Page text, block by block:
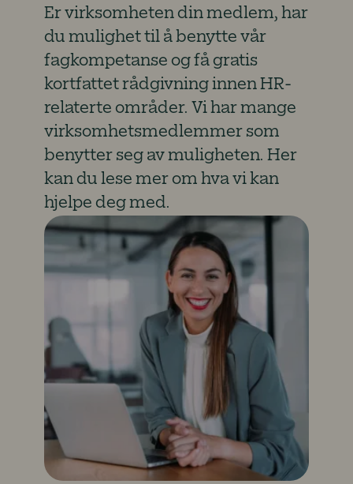
Er virksomheten din medlem, har
du mulighet til å benytte vår
fagkompetanse og få gratis
kortfattet rådgivning innen HR-
relaterte områder. Vi har mange
virksomhetsmedlemmer som
benytter seg av muligheten. Her
kan du lese mer om hva vi kan
hjelpe deg med.